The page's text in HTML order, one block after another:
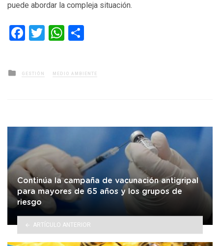
puede abordar la compleja situación.
Facebook
TwitterWhatsApp
Posted
in
GESTIÓN MEDIO AMBIENTE
Continúa la campaña de vacunación antigripal
para mayores de 65 años y los grupos de
riesgo
ARTÍCULO ANTERIOR